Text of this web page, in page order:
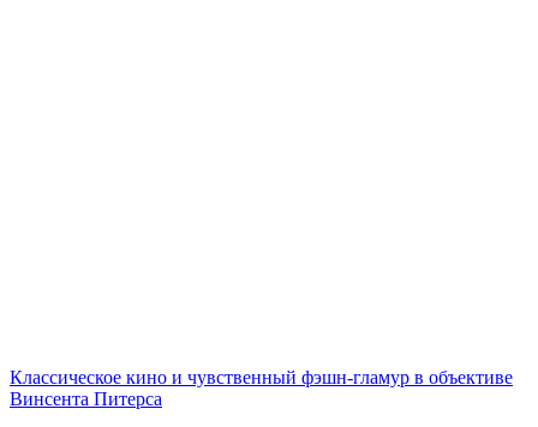
Классическое кино и чувственный фэшн-гламур в объективе
Винсента Питерса